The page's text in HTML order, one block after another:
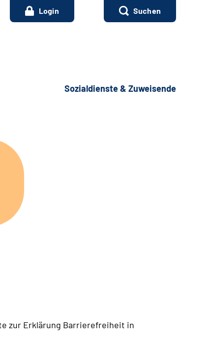
Login Suchen
Sozialdienste & Zuweisende
zur Erklärung Barrierefreiheit in